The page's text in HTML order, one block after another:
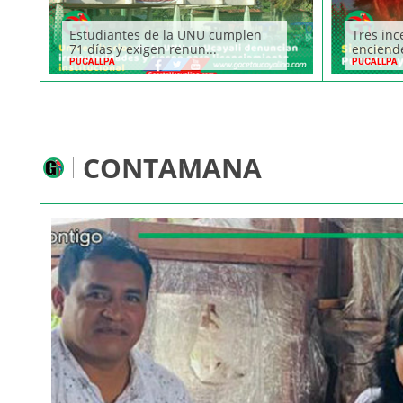
Estudiantes de la UNU cumplen
71 días y exigen renun...
PUCALLPA
Tres
PUCALLPA
CONTAMANA